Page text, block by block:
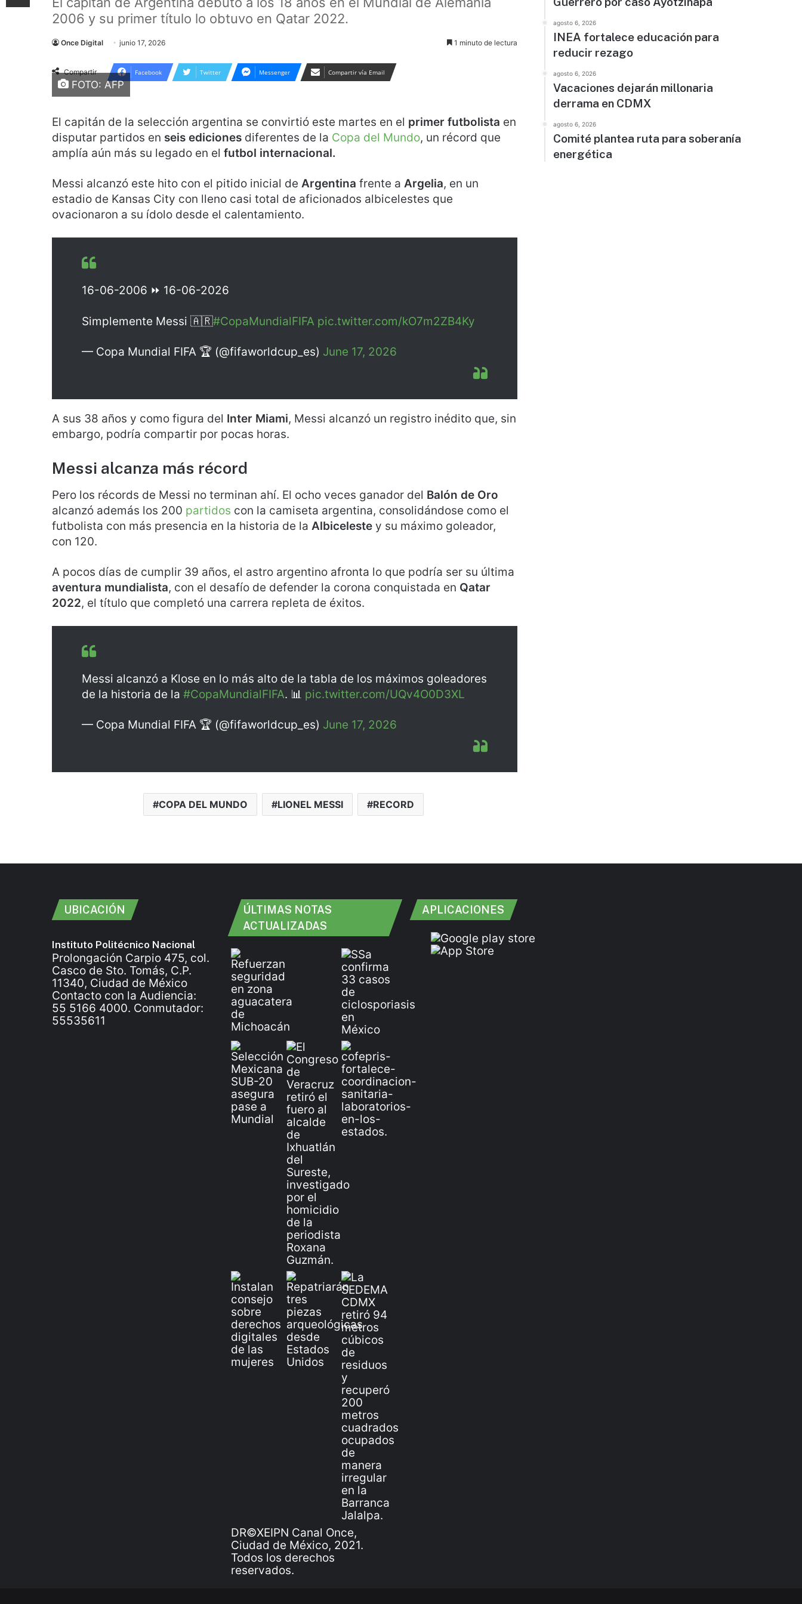
2006 y su primer título lo obtuvo en Qatar 2022.
Once Digital junio 17, 2026 1 minuto de lectura
Compartir Facebook Twitter Messenger Compartir vía Email
FOTO: AFP
El capitán de la selección argentina se convirtió este martes en el primer futbolista en
disputar partidos en seis ediciones diferentes de la Copa del Mundo, un récord que
amplía aún más su legado en el futbol internacional.
Messi alcanzó este hito con el pitido inicial de Argentina frente a Argelia, en un
estadio de Kansas City con lleno casi total de aficionados albicelestes que
ovacionaron a su ídolo desde el calentamiento.
16-06-2006 ⏩ 16-06-2026
Simplemente Messi 🇦🇷#CopaMundialFIFA pic.twitter.com/kO7m2ZB4Ky
— Copa Mundial FIFA 🏆 (@fifaworldcup_es) June 17, 2026
A sus 38 años y como figura del Inter Miami, Messi alcanzó un registro inédito que, sin
embargo, podría compartir por pocas horas.
Messi alcanza más récord
Pero los récords de Messi no terminan ahí. El ocho veces ganador del Balón de Oro
alcanzó además los 200 partidos con la camiseta argentina, consolidándose como el
futbolista con más presencia en la historia de la Albiceleste y su máximo goleador,
con 120.
A pocos días de cumplir 39 años, el astro argentino afronta lo que podría ser su última
aventura mundialista, con el desafío de defender la corona conquistada en Qatar
2022, el título que completó una carrera repleta de éxitos.
Messi alcanzó a Klose en lo más alto de la tabla de los máximos goleadores
de la historia de la #CopaMundialFIFA. 📊 pic.twitter.com/UQv4O0D3XL
— Copa Mundial FIFA 🏆 (@fifaworldcup_es) June 17, 2026
COPA DEL MUNDO LIONEL MESSI RECORD
agosto 6, 2026
INEA fortalece educación para
reducir rezago
agosto 6, 2026
Vacaciones dejarán millonaria
derrama en CDMX
agosto 6, 2026
Comité plantea ruta para soberanía
energética
UBICACIÓN
Instituto Politécnico Nacional
Prolongación Carpio 475, col.
Casco de Sto. Tomás, C.P.
11340, Ciudad de México
Contacto con la Audiencia:
55 5166 4000. Conmutador:
55535611
ÚLTIMAS NOTAS
ACTUALIZADAS
DR©XEIPN Canal Once,
Ciudad de México, 2021.
Todos los derechos
reservados.
APLICACIONES